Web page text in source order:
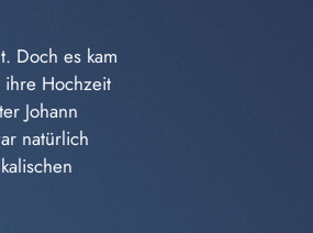
Doch es kam
ihre Hochzeit
Johann
natürlich